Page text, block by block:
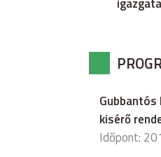
kisérő
Időpont: